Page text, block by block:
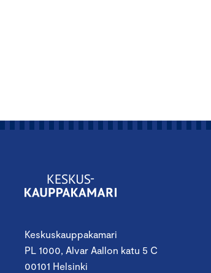
Keskuskauppakamari
PL 1000, Alvar Aallon katu 5 C
00101 Helsinki